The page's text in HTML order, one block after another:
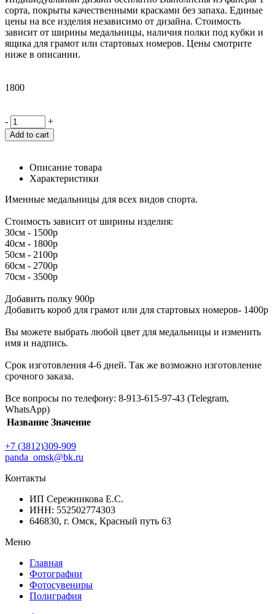
сорта, покрыты качественными красками без запаха. Единые
цены на все изделия независимо от дизайна. Стоимость
зависит от ширины медальницы, наличия полки под кубки и
ящика для грамот или стартовых номеров. Цены смотрите
ниже в описании.
1800
- +
Add to cart
Описание товара
Характеристики
Именные медальницы для всех видов спорта.
Стоимость зависит от ширины изделия:
30см - 1500р
40см - 1800р
50см - 2100р
60см - 2700р
70см - 3500р
Добавить полку 900р
Добавить короб для грамот или для стартовых номеров- 1400р
Вы можете выбрать любой цвет для медальницы и изменить
имя и надпись.
Срок изготовления 4-6 дней. Так же возможно изготовление
срочного заказа.
Все вопросы по телефону: 8-913-615-97-43 (Telegram,
WhatsApp)
Название Значение
+7 (3812)309-909
panda_omsk@bk.ru
Контакты
ИП Сережникова Е.С.
ИНН: 552502774303
646830, г. Омск, Красный путь 63
Меню
Главная
Фотографии
Фотосувениры
Полиграфия